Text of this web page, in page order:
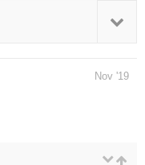
Nov '19